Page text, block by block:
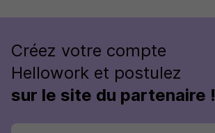
Créez votre compte
Hellowork et postulez
sur le site du partenaire !